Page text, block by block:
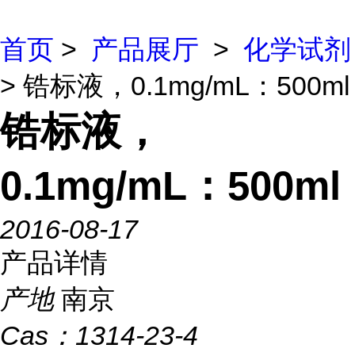
首页 > 产品展厅 > 化学试剂
> 锆标液，0.1mg/mL：500ml
锆标液，
0.1mg/mL：500ml
2016-08-17
产品详情
产地 南京
Cas： 1314-23-4